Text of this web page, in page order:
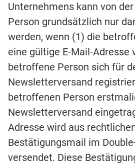
Unternehmens kann von
Person grundsätzlich nur
werden, wenn (1) die
eine gültige E-Mail-Adresse
betroffene Person sich für
Newsletterversand
betroffenen Person
Newsletterversand
Adresse wird aus
Bestätigungsmail im
versendet. Diese